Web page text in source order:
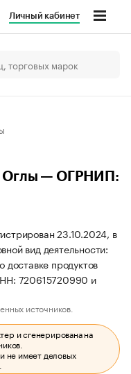
Личный кабинет
Оглы — ОГРНИП:
23.10.2024, в
вид деятельности:
доставке продуктов
720615720990 и
источников.
и сгенерирована на
не имеет деловых